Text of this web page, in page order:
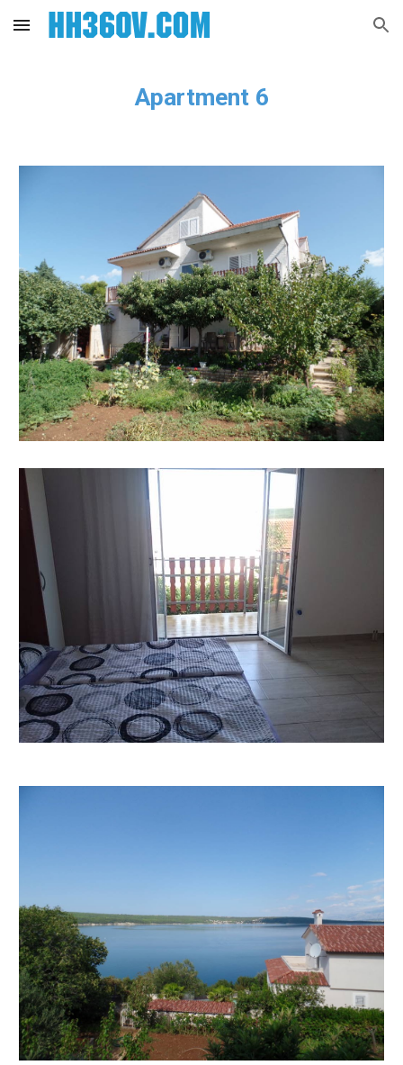
Skip to main content Skip to navigation
Apartment 6